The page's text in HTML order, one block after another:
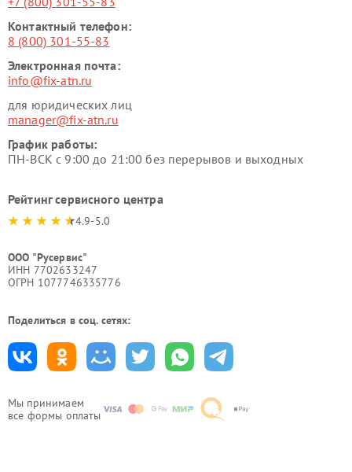
Мы принимаем
все формы оплаты
Контактный телефон:
8 (800) 301-55-83
Электронная почта:
info@fix-atn.ru
для юридических лиц
manager@fix-atn.ru
График работы:
ПН-ВСК с 9:00 до 21:00 без перерывов и выходных
Рейтинг сервисного центра
4.9-5.0
ООО "Русервис"
ИНН 7702633247
ОГРН 1077746335776
Поделиться в соц. сетях: